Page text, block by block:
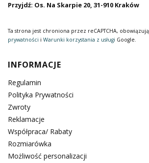
Przyjdź: Os. Na Skarpie 20, 31-910 Kraków
Ta strona jest chroniona przez reCAPTCHA, obowiązują
prywatności i Warunki korzystania z usługi Google.
Linki w stopce
INFORMACJE
Regulamin
Polityka Prywatności
Zwroty
Reklamacje
Współpraca/ Rabaty
Rozmiarówka
Możliwość personalizacji